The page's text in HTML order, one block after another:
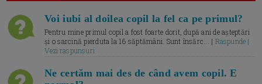
Voi iubi al doilea copil la fel ca pe primul?
Pentru mine primul copil a fost foarte dorit, după ani de așteptări
și o sarcină pierduta la 16 săptămâni. Sunt însărc... | Raspunde |
Vezi raspunsuri
Ne certăm mai des de când avem copil. E